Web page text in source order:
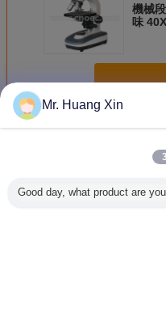
機械
味
多く生物顕微鏡
Mr. Huang Xin
Good day, what product are